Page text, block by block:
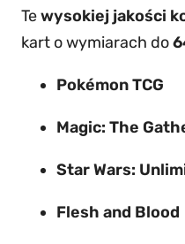
R
ó
Tewysokiej jakości
kart o wymiarach do
Pokémon TCG
Magic: The
Star Wars:
Flesh and Blood